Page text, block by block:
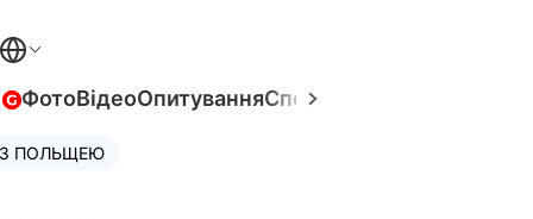
ФотоВідеоОпитуванняСпецпроєкти
ПОЛЬЩЕЮ